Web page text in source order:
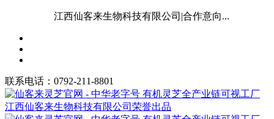
江西仙客来生物科技有限公司|合作意向...
联系电话：0792-211-8801